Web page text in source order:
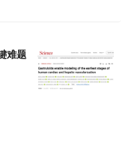
难题，培养出具有逼真血管